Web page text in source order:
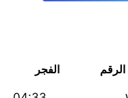
الرقم الفجر